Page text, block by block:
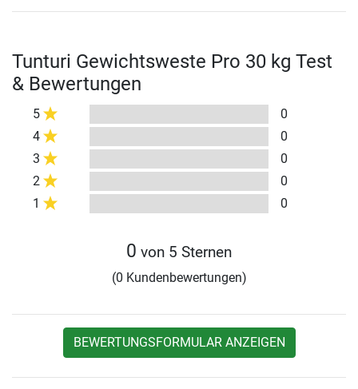
Tunturi Gewichtsweste Pro 30 kg Test
& Bewertungen
5
0
4
0
3
0
2
0
1
0
0 von 5 Sternen
(0 Kundenbewertungen)
BEWERTUNGSFORMULAR ANZEIGEN